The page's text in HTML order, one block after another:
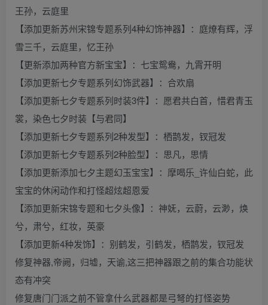
王孙，云庭里
【添加更新苏州宋锦专题系列4种幻饰神器】：庭燎有辉，浮
雪三千，云庭里，忆王孙
【更新添加两种官方新宝宝】：七宝鸳鸯，九霄开明
【添加更新七夕专题系列幻饰武器】：合欢扇
【添加更新七夕专题系列时装3件】：愿君共白首，惜君青玉
裳，染色七夕时装【与君同】
【添加更新七夕专题系列2种发型】：栖鹊发，钗冠发
【添加更新七夕专题系列2种脸型】：思凡，思情
【添加更新添加七夕主题幻玉宝宝】：摩喝乐_许仙白蛇，此
宝宝的休闲动作和打怪超炫超恩爱
【添加更新宋锦专题和七夕头像】：神妩，云蔚，云渺，焕
兮，肃兮，红妆，英豪
【添加更新4种发饰】：别鹤发，引鹤发，栖鹊发，钗冠发
修复神器,帝阙，归墟，天谕,这三把神器跟之前的集合功能状
态有冲突
修复唐门门派之前不管拿什么武器都是弓弩的打怪姿势